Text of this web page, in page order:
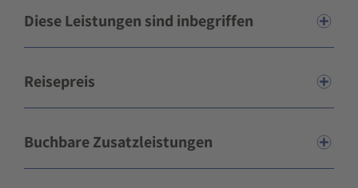
Diese Leistungen sind inbegriffen
Reisepreis
Buchbare Zusatzleistungen